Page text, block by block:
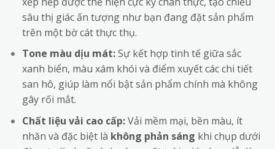
sâu thị giác ấn tượng như bạn đang đặt sản phẩm
trên một bờ cát thực thụ.
Tone màu dịu mát:Sự kết hợp tinh tế giữa sắc
xanh biển, màu xám khói và điểm xuyết các chi tiết
san hô, giúp làm nổi bật sản phẩm chính mà không
gây rối mắt.
Chất liệu vải cao cấp:Vải mềm mại, bền màu, ít
nhăn và đặc biệt là không phản sáng khi chụp dưới